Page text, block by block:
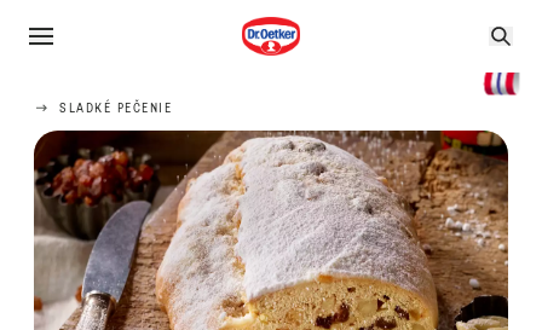
SLADKÉ PEČENIE